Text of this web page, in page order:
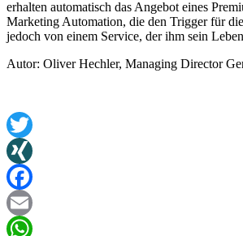
erhalten automatisch das Angebot eines
Marketing Automation, die den Trigger für
jedoch von einem Service, der ihm sein
Autor: Oliver Hechler, Managing Director
Twitter
XING
Facebook
Email